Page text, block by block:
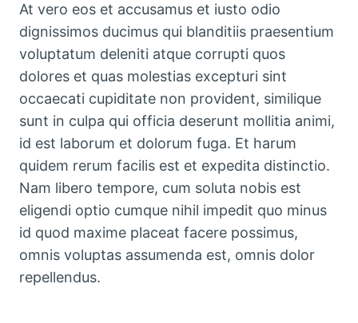
At vero eos et accusamus et iusto odio
dignissimos ducimus qui blanditiis praesentium
voluptatum deleniti atque corrupti quos
dolores et quas molestias excepturi sint
occaecati cupiditate non provident, similique
sunt in culpa qui officia deserunt mollitia animi,
id est laborum et dolorum fuga. Et harum
quidem rerum facilis est et expedita distinctio.
Nam libero tempore, cum soluta nobis est
eligendi optio cumque nihil impedit quo minus
id quod maxime placeat facere possimus,
omnis voluptas assumenda est, omnis dolor
repellendus.